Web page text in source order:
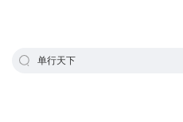
单行天下